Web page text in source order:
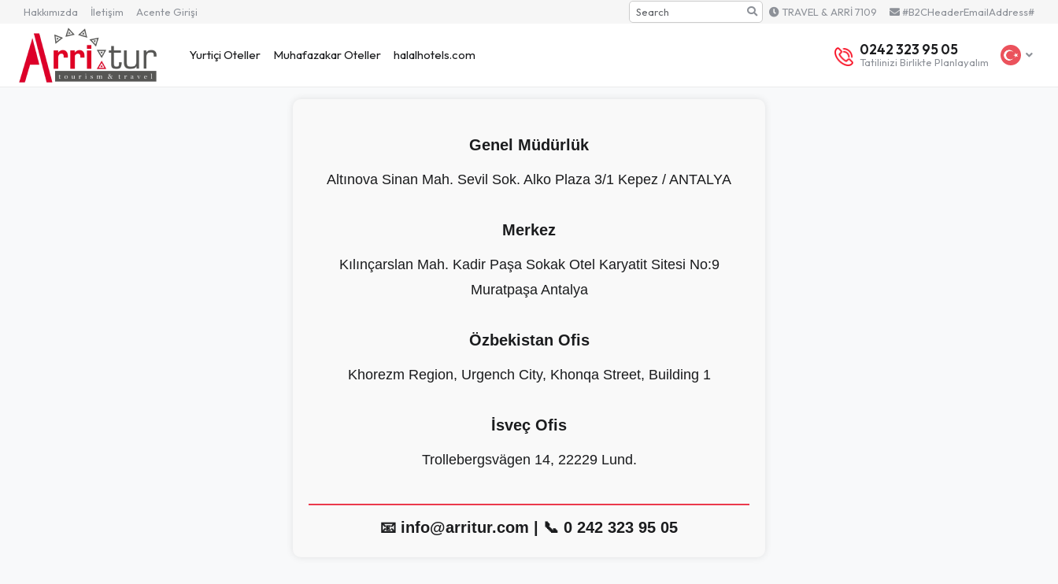
Hakkımızda İletişim Acente Girişi Search TRAVEL & ARRİ 7109 #B2CHeaderEmailAddress#
Yurtiçi Oteller Muhafazakar Oteller halalhotels.com 0242 323 95 05
Tatilinizi Birlikte Planlayalım
Genel Müdürlük
Altınova Sinan Mah. Sevil Sok. Alko Plaza 3/1 Kepez / ANTALYA
Merkez
Kılınçarslan Mah. Kadir Paşa Sokak Otel Karyatit Sitesi No:9
Muratpaşa Antalya
Özbekistan Ofis
Khorezm Region, Urgench City, Khonqa Street, Building 1
İsveç Ofis
Trollebergsvägen 14, 22229 Lund.
📧 info@arritur.com | 📞 0 242 323 95 05